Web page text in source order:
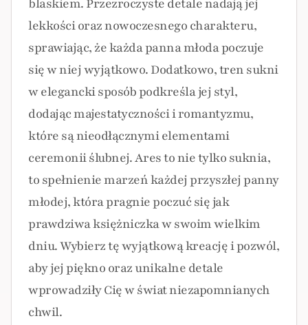
blaskiem. Przezroczyste detale nadają jej
lekkości oraz nowoczesnego charakteru,
sprawiając, że każda panna młoda poczuje
się w niej wyjątkowo. Dodatkowo, tren sukni
w elegancki sposób podkreśla jej styl,
dodając majestatyczności i romantyzmu,
które są nieodłącznymi elementami
ceremonii ślubnej. Ares to nie tylko suknia,
to spełnienie marzeń każdej przyszłej panny
młodej, która pragnie poczuć się jak
prawdziwa księżniczka w swoim wielkim
dniu. Wybierz tę wyjątkową kreację i pozwól,
aby jej piękno oraz unikalne detale
wprowadziły Cię w świat niezapomnianych
chwil.